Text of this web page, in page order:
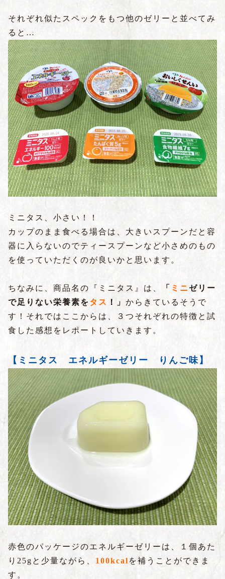
それぞれ似たスペックをもつ他のゼリーと並べてみ
ると…
ミニタス、小さい！！
カップのまま食べる場合は、大きいスプーンだと容
器に入らないのでティースプーンなど小さめのもの
を使っていただくのが良いかと思います。
ちなみに、商品名の『ミニタス』は、 「 ミニゼリー
で足りない栄養素をタス ！ 」 からきているそうで
す！それではここからは、３つそれぞれの特徴と試
食した感想をレポートしていきます。
【ミニタス エネルギーゼリー りんご味】
赤色のパッケージのエネルギーゼリーは、１個あた
り25gと少量ながら、 100kcal を補うことができま
す。